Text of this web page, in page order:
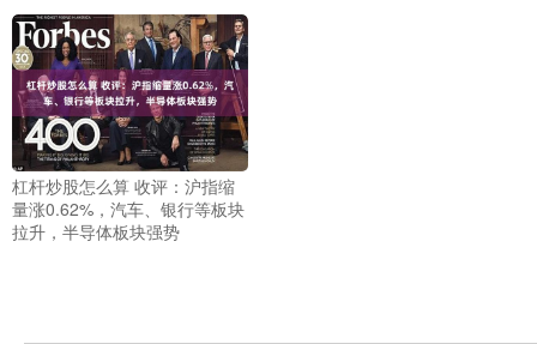
杠杆炒股怎么算 收评：沪指缩
量涨0.62%，汽车、银行等板块
拉升，半导体板块强势